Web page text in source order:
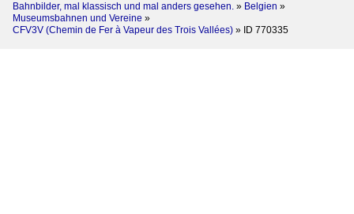
Bahnbilder, mal klassisch und mal anders gesehen. » Belgien »
Museumsbahnen und Vereine »
CFV3V (Chemin de Fer à Vapeur des Trois Vallées) » ID 770335